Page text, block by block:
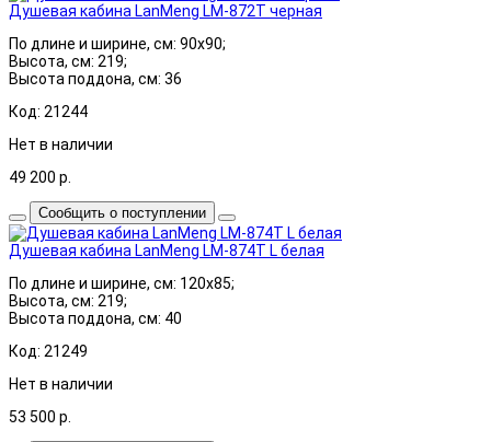
Душевая кабина LanMeng LM-872T черная
По длине и ширине, см: 90x90;
Высота, см: 219;
Высота поддона, см: 36
Код: 21244
Нет в наличии
49 200 р.
Сообщить о поступлении
Душевая кабина LanMeng LM-874T L белая
По длине и ширине, см: 120x85;
Высота, см: 219;
Высота поддона, см: 40
Код: 21249
Нет в наличии
53 500 р.